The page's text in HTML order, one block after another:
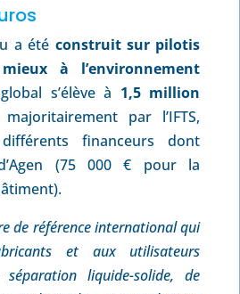
a été construit sur pilotis
à l’environnement
s’élève à 1,5 million
par l’IFTS,
financeurs dont
d’Agen (75 000 € pour la
de référence international qui
et aux utilisateurs
séparation liquide-solide, de